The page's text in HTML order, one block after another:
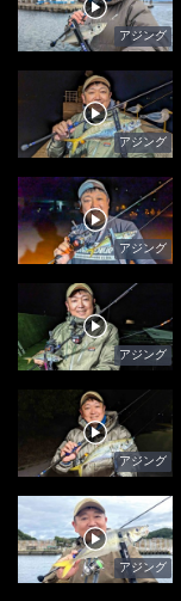
アジング
アジング
アジング
アジング
アジング
アジング